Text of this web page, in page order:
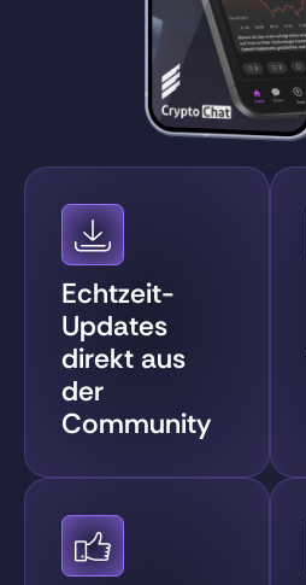
Echtzeit-
Updates
direkt aus
der
Community